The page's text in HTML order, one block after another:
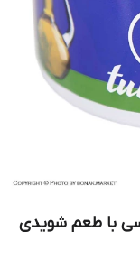
180 گرمی تاپسی با طعم شویدی